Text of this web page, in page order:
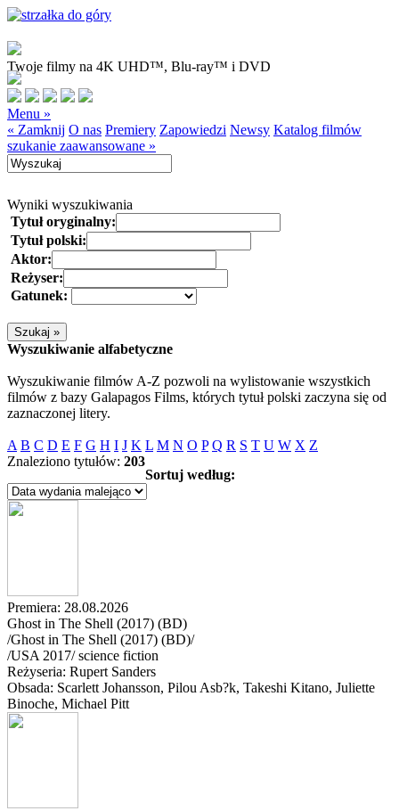
Twoje filmy na 4K UHD™, Blu-ray™ i DVD
Menu »
« Zamknij O nas Premiery Zapowiedzi Newsy Katalog filmów
szukanie zaawansowane »
Wyniki wyszukiwania
Tytuł oryginalny:
Tytuł polski:
Aktor:
Reżyser:
Gatunek:
Wyszukiwanie alfabetyczne
Wyszukiwanie filmów A-Z pozwoli na wylistowanie wszystkich
filmów z bazy Galapagos Films, których tytuł polski zaczyna się od
zaznaczonej litery.
A B C D E F G H I J K L M N O P Q R S T U W X Z
Znaleziono tytułów: 203
Sortuj według:
Premiera: 28.08.2026
Ghost in The Shell (2017) (BD)
/Ghost in The Shell (2017) (BD)/
/USA 2017/science fiction
Reżyseria: Rupert Sanders
Obsada: Scarlett Johansson, Pilou Asb?k, Takeshi Kitano, Juliette
Binoche, Michael Pitt